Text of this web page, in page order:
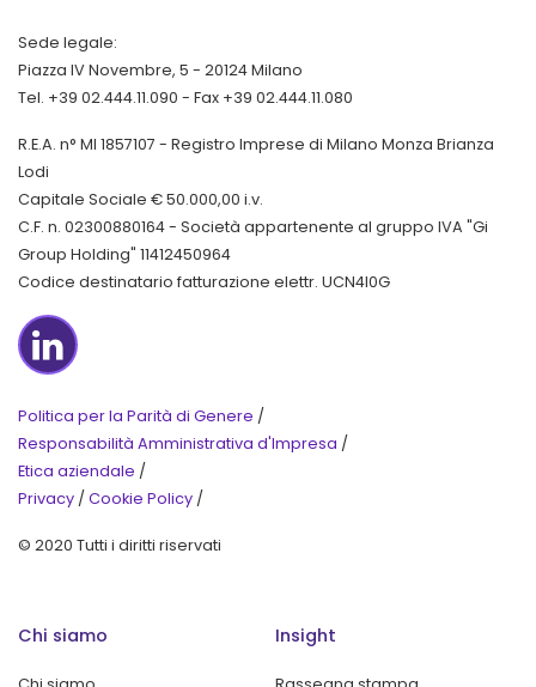
Sede legale:
Piazza IV Novembre, 5 - 20124 Milano
Tel. +39 02.444.11.090 - Fax +39 02.444.11.080
R.E.A. n° MI 1857107 - Registro Imprese di Milano Monza Brianza
Lodi
Capitale Sociale € 50.000,00 i.v.
C.F. n. 02300880164 - Società appartenente al gruppo IVA "Gi
Group Holding" 11412450964
Codice destinatario fatturazione elettr. UCN4I0G
Politica per la Parità di Genere /
Responsabilità Amministrativa d'Impresa /
Etica aziendale /
Privacy / Cookie Policy /
© 2020 Tutti i diritti riservati
Chi siamo Insight